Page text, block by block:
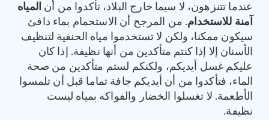
عندما تتنزهون، لا سيما خارج البلاد، تأكدوا من أن المياه
آمنة للاستخدام. من المرجح أن الاستحمام بماء دافئ
سيكون ممكنا، ولكن لا تستخدموا مياه الحنفية لتنظيف
الأسنان إلا إذا كنتم متأكدين من أنها نظيفة. إذا كان
عليكم غسل أيديكم، ولكنكم لستم متأكدين من صحة
الماء، فتأكدوا من أن أيديكم جافة تماما قبل أن تلمسوا
الأطعمة. لا تغسلوا الخضار والفواكه بمياه ليست
نظيفة.